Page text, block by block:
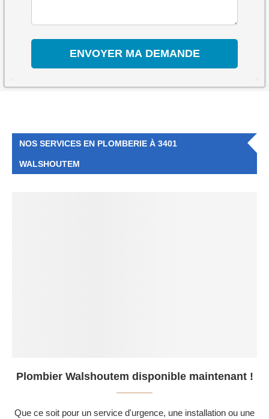
NOS SERVICES EN PLOMBERIE À 3401
WALSHOUTEM
Plombier Walshoutem disponible maintenant !
Que ce soit pour un service d'urgence, une installation ou une